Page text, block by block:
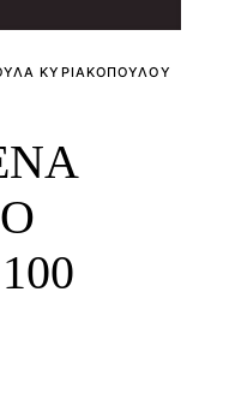
ΚΥΡΙΑΚΟΠΟΥΛΟΥ